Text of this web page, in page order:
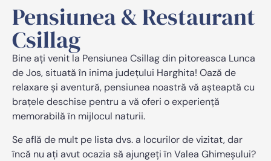
Pensiunea & Restaurant
Csillag
Bine ați venit la Pensiunea Csillag din pitoreasca Lunca
de Jos, situată în inima județului Harghita! Oază de
relaxare și aventură, pensiunea noastră vă așteaptă cu
brațele deschise pentru a vă oferi o experiență
memorabilă în mijlocul naturii.
Se află de mult pe lista dvs. a locurilor de vizitat, dar
încă nu ați avut ocazia să ajungeți în Valea Ghimeșului?